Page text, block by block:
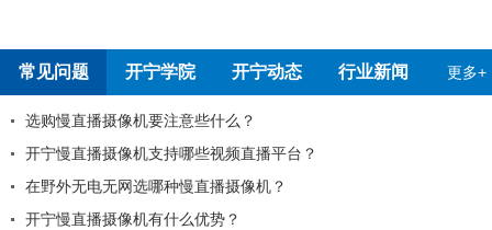
常见问题 开宁学院 开宁动态 行业新闻 更多+
选购慢直播摄像机要注意些什么？
开宁慢直播摄像机支持哪些视频直播平台？
在野外无电无网选哪种慢直播摄像机？
开宁慢直播摄像机有什么优势？